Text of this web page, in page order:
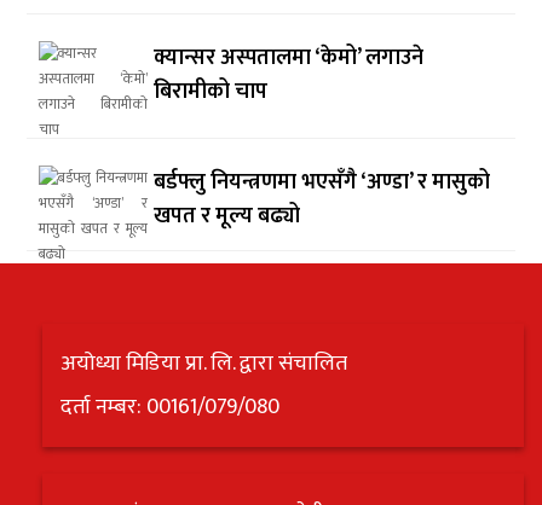
क्यान्सर अस्पतालमा ‘केमो’ लगाउने
बिरामीको चाप
बर्डफ्लु नियन्त्रणमा भएसँगै ‘अण्डा’ र मासुको
खपत र मूल्य बढ्यो
अयोध्या मिडिया प्रा. लि. द्वारा संचालित
दर्ता नम्बर: 00161/079/080